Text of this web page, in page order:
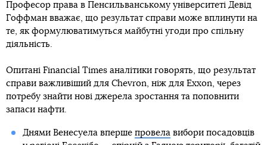
Професор права в Пенсильванському університеті Девід
Гоффман вважає, що результат справи може вплинути на
те, як формулюватимуться майбутні угоди про спільну
діяльність.
Опитані Financial Times аналітики говорять, що результат
справи важливіший для Chevron, ніж для Exxon, через
потребу знайти нові джерела зростання та поповнити
запаси нафти.
Днями Венесуела вперше провелавибори посадовців